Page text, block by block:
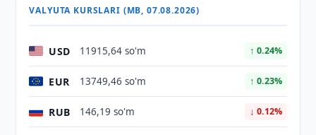
VALYUTA KURSLARI (MB, 07.08.2026)
USD 11915,64 so'm ↑ 0.24%
EUR 13749,46 so'm ↑ 0.23%
RUB 146,19 so'm ↓ 0.12%